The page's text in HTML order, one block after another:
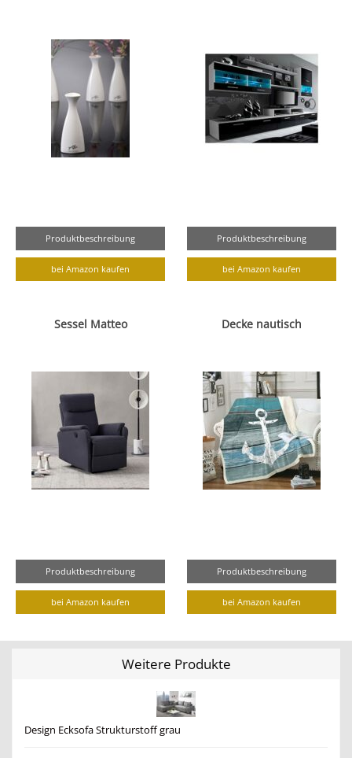
Produktbeschreibung
bei Amazon kaufen
Produktbeschreibung
bei Amazon kaufen
Sessel Matteo
Produktbeschreibung
bei Amazon kaufen
Decke nautisch
Produktbeschreibung
bei Amazon kaufen
Weitere Produkte
Design Ecksofa Strukturstoff grau